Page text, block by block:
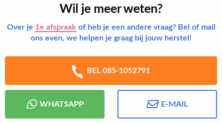
Wil je meer weten?
Over je 1e afspraakof heb je een andere vraag? Bel of mail
ons even, we helpen je graag bij jouw herstel!
BEL 085-1052791
WHATSAPP E-MAIL